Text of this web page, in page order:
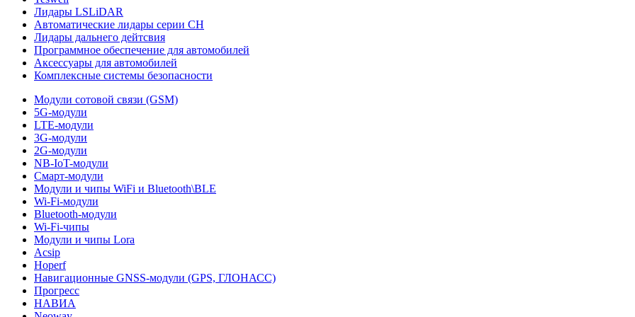
Лидары LSLiDAR
Автоматические лидары серии CH
Лидары дальнего дейтсвия
Программное обеспечение для автомобилей
Аксессуары для автомобилей
Комплексные системы безопасности
Модули сотовой связи (GSM)
5G-модули
LTE-модули
3G-модули
2G-модули
NB-IoT-модули
Смарт-модули
Модули и чипы WiFi и Bluetooth\BLE
Wi-Fi-модули
Bluetooth-модули
Wi-Fi-чипы
Модули и чипы Lora
Acsip
Hoperf
Навигационные GNSS-модули (GPS, ГЛОНАСС)
Прогресс
НАВИА